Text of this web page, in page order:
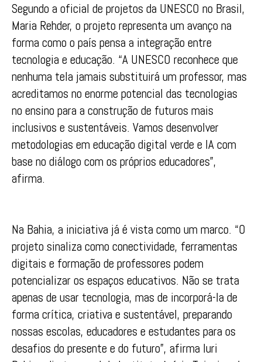
Segundo a oficial de projetos da UNESCO no Brasil,
Maria Rehder, o projeto representa um avanço na
forma como o país pensa a integração entre
tecnologia e educação. “A UNESCO reconhece que
nenhuma tela jamais substituirá um professor, mas
acreditamos no enorme potencial das tecnologias
no ensino para a construção de futuros mais
inclusivos e sustentáveis. Vamos desenvolver
metodologias em educação digital verde e IA com
base no diálogo com os próprios educadores”,
afirma.
Na Bahia, a iniciativa já é vista como um marco. “O
projeto sinaliza como conectividade, ferramentas
digitais e formação de professores podem
potencializar os espaços educativos. Não se trata
apenas de usar tecnologia, mas de incorporá-la de
forma crítica, criativa e sustentável, preparando
nossas escolas, educadores e estudantes para os
desafios do presente e do futuro”, afirma Iuri